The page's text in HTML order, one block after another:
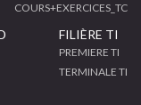
COURS+EXERCICES_TC
FILIÈRE TI
PREMIERE TI
TERMINALE TI